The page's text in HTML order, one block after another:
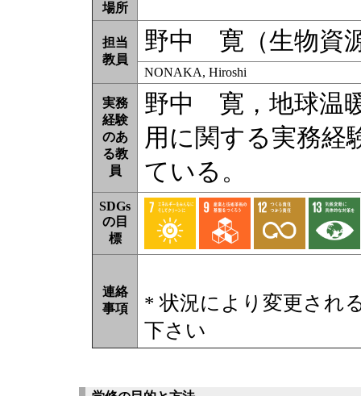
場所
担当
教員
野中 寛（生物資
NONAKA, Hiroshi
実務
経験
のあ
る教
員
野中 寛，地球温
用に関する実務経
ている。
SDGs
の目
標
連絡
事項
* 状況により変更され
下さい